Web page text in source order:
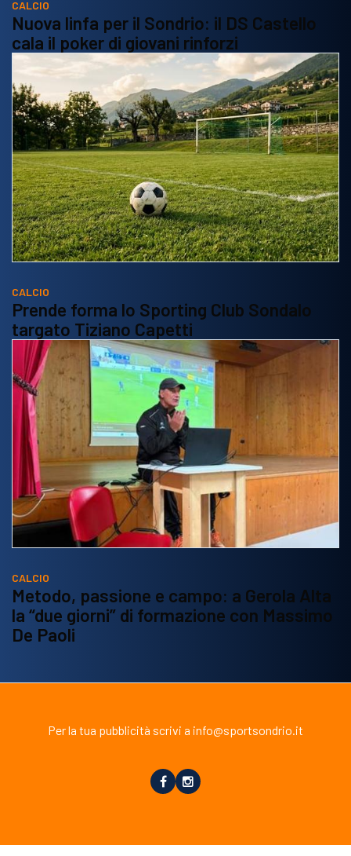
CALCIO
Nuova linfa per il Sondrio: il DS Castello
cala il poker di giovani rinforzi
CALCIO
Prende forma lo Sporting Club Sondalo
targato Tiziano Capetti
CALCIO
Metodo, passione e campo: a Gerola Alta
la “due giorni” di formazione con Massimo
De Paoli
Per la tua pubblicità scrivi a info@sportsondrio.it